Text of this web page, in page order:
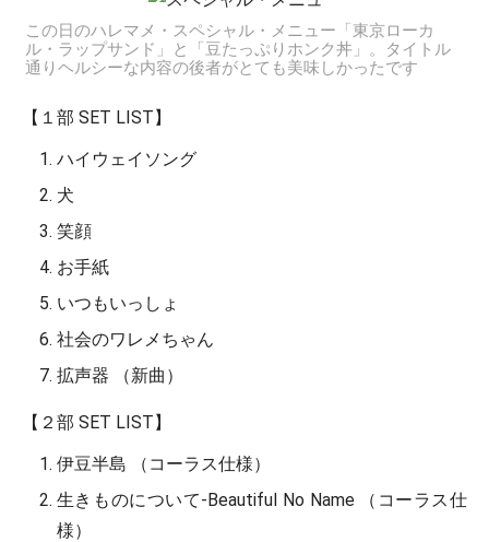
この日のハレマメ・スペシャル・メニュー「東京ローカ
ル・ラップサンド」と「豆たっぷりホンク丼」。タイトル
通りヘルシーな内容の後者がとても美味しかったです
【１部 SET LIST】
ハイウェイソング
犬
笑顔
お手紙
いつもいっしょ
社会のワレメちゃん
拡声器 （新曲）
【２部 SET LIST】
伊豆半島 （コーラス仕様）
生きものについて-Beautiful No Name （コーラス仕
様）